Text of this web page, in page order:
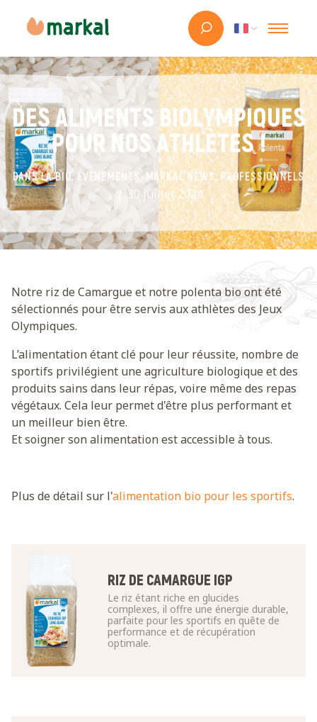
DES ALIMENTS BIOLYMPIQUES
POUR NOS ATHLÈTES !
DANS LA BIO, ÉVÉNEMENTS, MARKAL NEWS, PROFESSIONNELS
30 juillet 2024
Notre riz de Camargue et notre polenta bio ont été
sélectionnés pour être servis aux athlètes des Jeux
Olympiques.
L’alimentation étant clé pour leur réussite, nombre de
sportifs privilégient une agriculture biologique et des
produits sains dans leur répas, voire même des repas
végétaux. Cela leur permet d'être plus performant et
un meilleur bien être.
Et soigner son alimentation est accessible à tous.
Plus de détail sur l'alimentation bio pour les sportifs.
RIZ DE CAMARGUE IGP
Le riz étant riche en glucides
complexes, il offre une énergie durable,
parfaite pour les sportifs en quête de
performance et de récupération
optimale.